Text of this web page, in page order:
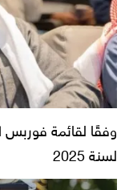
لسنة 2025